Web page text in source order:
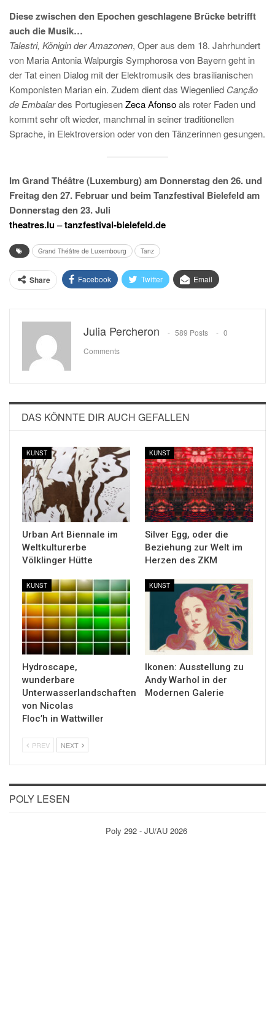
Diese zwischen den Epochen geschlagene Brücke betrifft
auch die Musik…
Talestri, Königin der Amazonen, Oper aus dem 18. Jahrhundert
von Maria Antonia Walpurgis Symphorosa von Bayern geht in
der Tat einen Dialog mit der Elektromusik des brasilianischen
Komponisten Marian ein. Zudem dient das Wiegenlied Canção
de Embalardes PortugiesenZeca Afonsoals roter Faden und
kommt sehr oft wieder, manchmal in seiner traditionellen
Sprache, in Elektroversion oder von den Tänzerinnen gesungen.
Im Grand Théâtre (Luxemburg) am Donnerstag den 26. und
Freitag den 27. Februar und beim Tanzfestival Bielefeld am
Donnerstag den 23. Juli
theatres.lu–tanzfestival-bielefeld.de
Grand Théâtre de Luxembourg Tanz
Share Facebook Twitter Email
Julia Percheron 589 Posts
0
Comments
DAS KÖNNTE DIR AUCH GEFALLEN
KUNST
Urban Art Biennale im
Weltkulturerbe
Völklinger Hütte
KUNST
Silver Egg, oder die
Beziehung zur Welt im
Herzen des ZKM
KUNST
Hydroscape,
wunderbare
Unterwasserlandschaften
von Nicolas
Floc’h in Wattwiller
KUNST
Ikonen: Ausstellung zu
Andy Warhol in der
Modernen Galerie
PREV NEXT
POLY LESEN
Poly 292 - JU/AU 2026